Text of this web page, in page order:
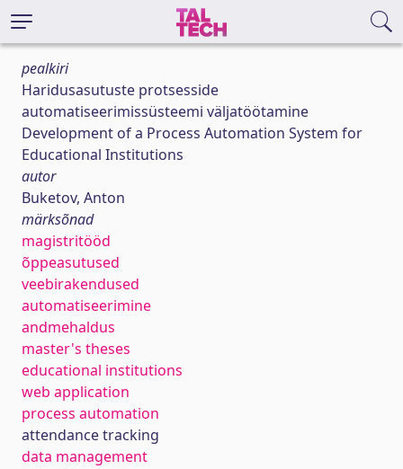
pealkiri
Haridusasutuste protsesside
automatiseerimissüsteemi väljatöötamine
Development of a Process Automation System for
Educational Institutions
autor
Buketov, Anton
märksõnad
magistritööd
õppeasutused
veebirakendused
automatiseerimine
andmehaldus
master's theses
educational institutions
web application
process automation
attendance tracking
data management